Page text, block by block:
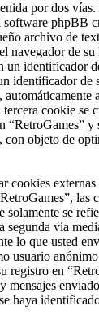
por dos
software phpBB
archivo de
navegador de
un identificador
identificador de
automáticamente
cookie se
“RetroGames” y
con objeto de
cookies
las
solamente se
vía
lo que usted
usuario
registro en
mensajes
haya